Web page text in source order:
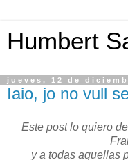
Humbert
jueves, 12 de
Iaio, jo no vull
Este post lo quiero
y a todas aquellas